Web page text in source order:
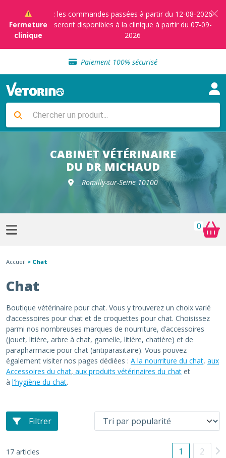
Fermeture
clinique
: les commandes passées à partir du 12-08-2026
seront disponibles à la clinique à partir du 07-09-
2026
Sélection de croquettes vétérinaire
Paiement 100% sécurisé
Livraison gratuite en clinique vétérinaire
Sélection de croquettes vétérinaire
Livraison gratuite en clinique vétérinaire
Retour gratuit en clinique
Sélection de croquettes vétérinaire
CABINET VÉTÉRINAIRE
DU DR MICHAUD
Romilly-sur-Seine 10100
0
Accueil > Chat
Chat
Boutique vétérinaire pour chat. Vous y trouverez un choix varié
d’accessoires pour chat et de croquettes pour chat. Choisissez
parmi nos nombreuses marques de nourriture, d’accessoires
(jouet, litière, arbre à chat, gamelle, litière, chatière) et de
parapharmacie pour chat (antiparasitaire). Vous pouvez
également visiter nos pages dédiées : A la nourriture du chat, aux
Accessoires du chat, aux produits vétérinaires du chat et
à l'hygiène du chat.
Filtrer
17 articles 1 2